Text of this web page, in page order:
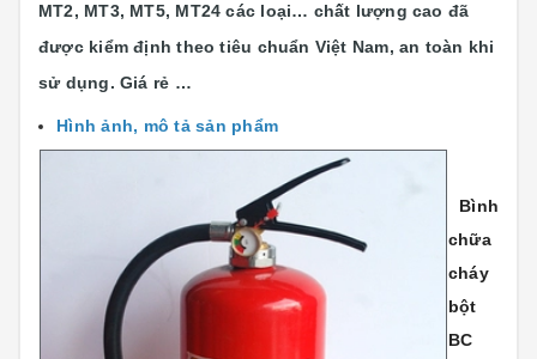
MT2, MT3, MT5, MT24 các loại… chất lượng cao đã
được kiểm định theo tiêu chuẩn Việt Nam, an toàn khi
sử dụng. Giá rẻ …
Hình ảnh, mô tả sản phẩm
Bình
chữa
cháy
bột
BC